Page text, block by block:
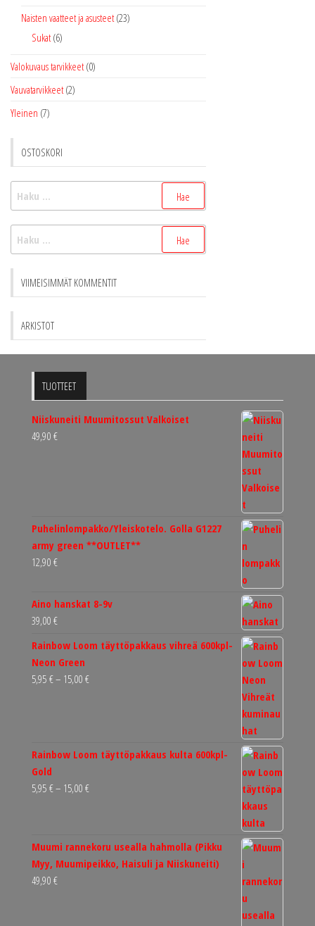
Naisten vaatteet ja asusteet (23)
Sukat (6)
Valokuvaus tarvikkeet (0)
Vauvatarvikkeet (2)
Yleinen (7)
OSTOSKORI
Haku:
Haku:
VIIMEISIMMÄT KOMMENTIT
ARKISTOT
TUOTTEET
Niiskuneiti Muumitossut Valkoiset
49,90 €
Puhelinlompakko/Yleiskotelo. Golla G1227
army green **OUTLET**
12,90 €
Aino hanskat 8-9v
39,00 €
Rainbow Loom täyttöpakkaus vihreä 600kpl-
Neon Green
5,95 €– 15,00 €Hintaluokka:
Rainbow Loom täyttöpakkaus kulta 600kpl-
Gold
5,95 €– 15,00 €Hintaluokka:
Muumi rannekoru usealla hahmolla (Pikku
Myy, Muumipeikko, Haisuli ja Niiskuneiti)
49,90 €